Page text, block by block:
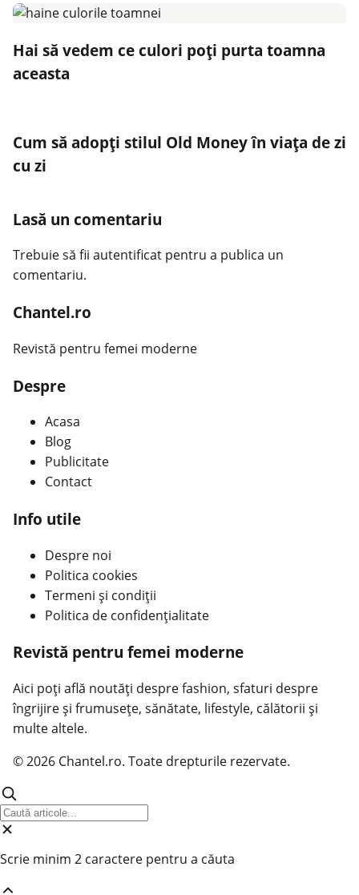
Hai să vedem ce culori poți purta toamna
aceasta
Cum să adopți stilul Old Money în viața de zi
cu zi
Lasă un comentariu
Trebuie să fii autentificat pentru a publica un
comentariu.
Chantel.ro
Revistă pentru femei moderne
Despre
Acasa
Blog
Publicitate
Contact
Info utile
Despre noi
Politica cookies
Termeni și condiții
Politica de confidențialitate
Revistă pentru femei moderne
Aici poți află noutăți despre fashion, sfaturi despre
îngrijire și frumusețe, sănătate, lifestyle, călătorii și
multe altele.
© 2026 Chantel.ro. Toate drepturile rezervate.
Scrie minim 2 caractere pentru a căuta